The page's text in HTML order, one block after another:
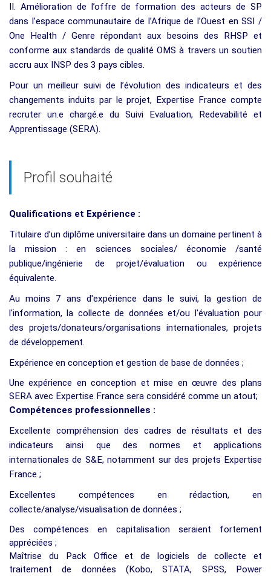
II. Amélioration de l’offre de formation des acteurs de SP
dans l’espace communautaire de l’Afrique de l’Ouest en SSI /
One Health / Genre répondant aux besoins des RHSP et
conforme aux standards de qualité OMS à travers un soutien
accru aux INSP des 3 pays cibles.
Pour un meilleur suivi de l’évolution des indicateurs et des
changements induits par le projet, Expertise France compte
recruter un.e chargé.e du Suivi Evaluation, Redevabilité et
Apprentissage (SERA).
Profil souhaité
Qualifications et Expérience :
Titulaire d’un diplôme universitaire dans un domaine pertinent à
la mission : en sciences sociales/ économie /santé
publique/ingénierie de projet/évaluation ou expérience
équivalente.
Au moins 7 ans d'expérience dans le suivi, la gestion de
l'information, la collecte de données et/ou l'évaluation pour
des projets/donateurs/organisations internationales, projets
de développement.
Expérience en conception et gestion de base de données ;
Une expérience en conception et mise en œuvre des plans
SERA avec Expertise France sera considéré comme un atout;
Compétences professionnelles :
Excellente compréhension des cadres de résultats et des
indicateurs ainsi que des normes et applications
internationales de S&E, notamment sur des projets Expertise
France ;
Excellentes compétences en rédaction, en
collecte/analyse/visualisation de données ;
Des compétences en capitalisation seraient fortement
appréciées ;
Maîtrise du Pack Office et de logiciels de collecte et
traitement de données (Kobo, STATA, SPSS, Power